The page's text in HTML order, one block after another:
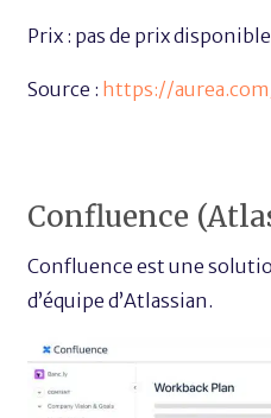
Prix : pas de prix
Source : https://
Confluence
Confluence est une
d’équipe d’Atlassian.